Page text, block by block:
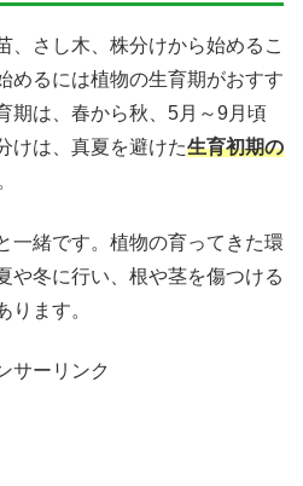
、さし木、株分けから始めるこ
めるには植物の生育期がおすす
期は、春から秋、5月～9月頃
けは、真夏を避けた生育初期の
一緒です。植物の育ってきた環
や冬に行い、根や茎を傷つける
ります。
サーリンク